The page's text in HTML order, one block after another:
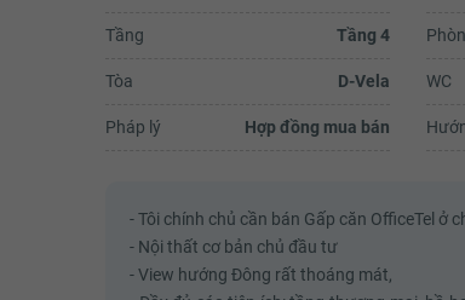
Tầng Tầng 4
Tòa D-Vela
Pháp lý Hợp đồng mua bán
WC
- Tôi chính chủ cần bán Gấp căn OfficeTel ở
- Nội thất cơ bản chủ đầu tư
- View hướng Đông rất thoáng mát,